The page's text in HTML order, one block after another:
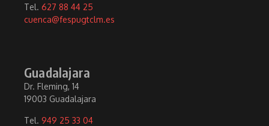
Tel. 627 88 44 25
cuenca@fespugtclm.es
Guadalajara
Dr. Fleming, 14
19003 Guadalajara
Tel. 949 25 33 04